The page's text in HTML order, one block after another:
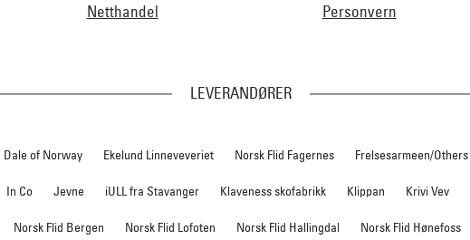
Netthandel Personvern
LEVERANDØRER
Dale of Norway Ekelund Linneveveriet Norsk Flid Fagernes Frelsesarmeen/Others
In Co Jevne iULL fra Stavanger Klaveness skofabrikk Klippan Krivi Vev
Norsk Flid Bergen Norsk Flid Lofoten Norsk Flid Hallingdal Norsk Flid Hønefoss